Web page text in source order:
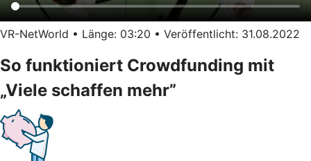
VR-NetWorld • Länge: 03:20 • Veröffentlicht: 31.08.2022
So funktioniert Crowdfunding mit
„Viele schaffen mehr”